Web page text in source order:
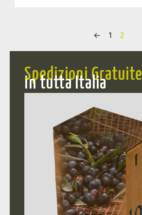
← 1 2
Spedizioni Gratuite
in tutta Italia